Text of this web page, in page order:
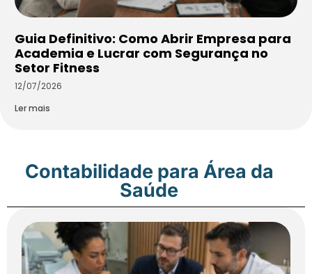
Guia Definitivo: Como Abrir Empresa para
Academia e Lucrar com Segurança no
Setor Fitness
12/07/2026
Ler mais
Contabilidade para Área da
Saúde